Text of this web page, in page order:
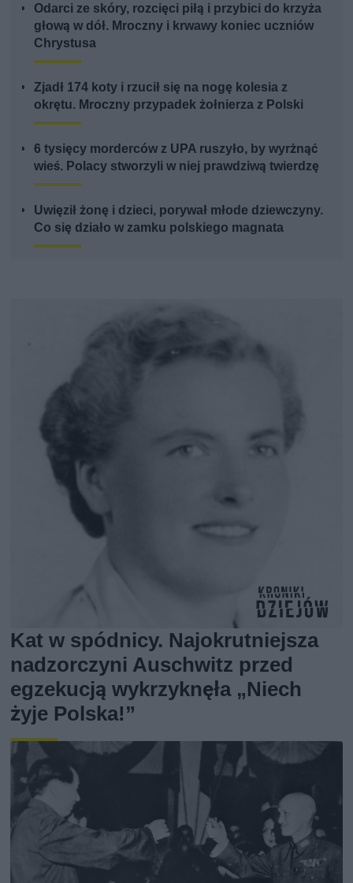
Odarci ze skóry, rozcięci piłą i przybici do krzyża
głową w dół. Mroczny i krwawy koniec uczniów
Chrystusa
Zjadł 174 koty i rzucił się na nogę kolesia z
okrętu. Mroczny przypadek żołnierza z Polski
6 tysięcy morderców z UPA ruszyło, by wyrżnąć
wieś. Polacy stworzyli w niej prawdziwą twierdzę
Uwięził żonę i dzieci, porywał młode dziewczyny.
Co się działo w zamku polskiego magnata
Kat w spódnicy. Najokrutniejsza
nadzorczyni Auschwitz przed
egzekucją wykrzyknęła „Niech
żyje Polska!”